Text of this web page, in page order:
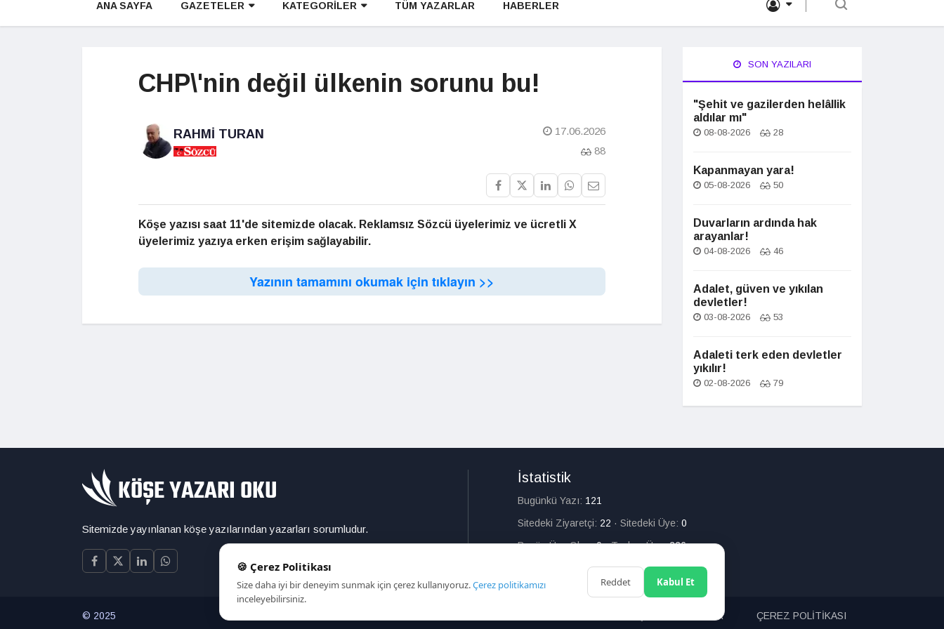
ANA SAYFA GAZETELER KATEGORİLER TÜM YAZARLAR HABERLER
CHP\'nin değil ülkenin sorunu bu!
RAHMI TURAN
17.06.2026
88
Köşe yazısı saat 11'de sitemizde olacak. Reklamsız Sözcü üyelerimiz ve ücretli X
üyelerimiz yazıya erken erişim sağlayabilir.
Yazının tamamını okumak için tıklayın >>
SON YAZILARI
"Şehit ve gazilerden helâllik
aldılar mı"
08-08-2026 28
Kapanmayan yara!
05-08-2026 50
Duvarların ardında hak
arayanlar!
04-08-2026 46
Adalet, güven ve yıkılan
devletler!
03-08-2026 53
Adaleti terk eden devletler
yıkılır!
02-08-2026 79
Sitemizde yayınlanan köşe yazılarından yazarları sorumludur.
İstatistik
Bugünkü Yazı: 121
Sitedeki Ziyaretçi: 22 · Sitedeki Üye: 0
Bugün Üye Olan:0·Toplam Üye:226
© 2025 ARAMA ÇEREZ POLİTİKASI
🍪 Çerez Politikası
Size daha iyi bir deneyim sunmak için çerez kullanıyoruz.Çerez politikamızı
inceleyebilirsiniz.
Reddet Kabul Et